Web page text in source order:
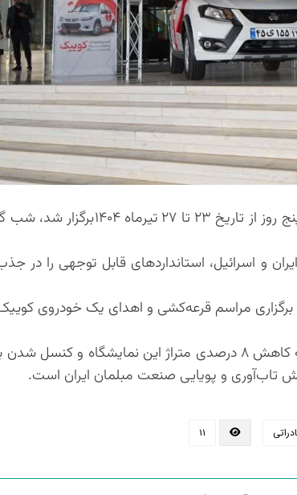
نمایشگاه تخصصی مبلمان مدرن و صادراتی اصفهان، که به مدت
و اسرائیل، استانداردهای قابل توجهی را در
روبرو شد و با برگزاری مراسم قرعه‌کشی و اهدای یک
با وجود چالش‌هایی نظیر جنگ ۱۲ روزه ایران و اسراییل که منجر به کاهش ۸ درصدی متراژ
تاب‌آوری و پویایی صنعت مبلمان ایران است.
۱۱